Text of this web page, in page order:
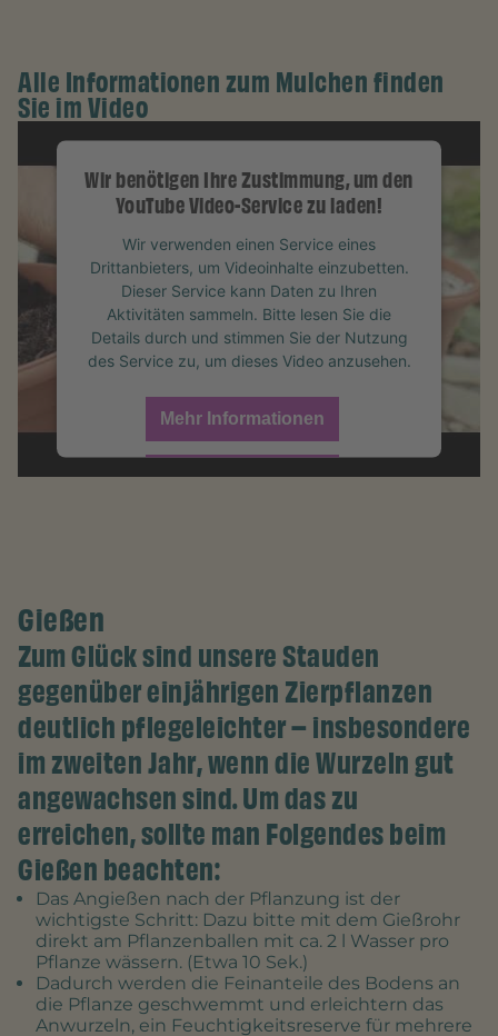
Alle Informationen zum Mulchen finden
Sie im Video
Wir benötigen Ihre Zustimmung, um den
YouTube Video-Service zu laden!
Wir verwenden einen Service eines
Drittanbieters, um Videoinhalte einzubetten.
Dieser Service kann Daten zu Ihren
Aktivitäten sammeln. Bitte lesen Sie die
Details durch und stimmen Sie der Nutzung
des Service zu, um dieses Video anzusehen.
Mehr Informationen
Akzeptieren
Gießen
Zum Glück sind unsere Stauden
gegenüber einjährigen Zierpflanzen
deutlich pflegeleichter – insbesondere
im zweiten Jahr, wenn die Wurzeln gut
angewachsen sind. Um das zu
erreichen, sollte man Folgendes beim
Gießen beachten:
Das Angießen nach der Pflanzung ist der
wichtigste Schritt: Dazu bitte mit dem Gießrohr
direkt am Pflanzenballen mit ca. 2 l Wasser pro
Pflanze wässern. (Etwa 10 Sek.)
Dadurch werden die Feinanteile des Bodens an
die Pflanze geschwemmt und erleichtern das
Anwurzeln, ein Feuchtigkeitsreserve für mehrere